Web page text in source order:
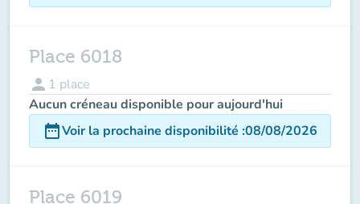
Place 6018
person 1 place
Aucun créneau disponible pour aujourd'hui
date_rangeVoir la prochaine disponibilité :08/08/2026
Place 6019